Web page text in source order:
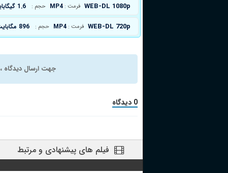
WEB-DL 1080p فرمت : MP4 حجم : 1.6 گیگابایت
WEB-DL 720p فرمت : MP4 حجم : 896 مگابایت
جهت ارسال دیدگاه
0 دیدگاه
فیلم های پیشنهادی و مرتبط